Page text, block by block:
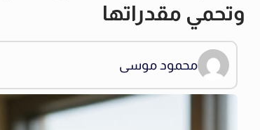
وتحمي مقدراتها
محمود موسى